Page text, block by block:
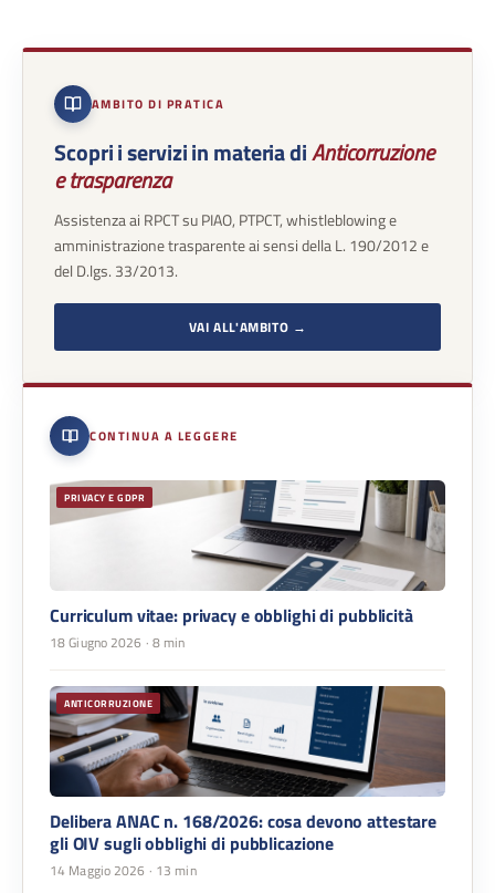
AMBITO DI PRATICA
Scopri i servizi in materia diAnticorruzione
e trasparenza
Assistenza ai RPCT su PIAO, PTPCT, whistleblowing e
amministrazione trasparente ai sensi della L. 190/2012 e
del D.lgs. 33/2013.
VAI ALL'AMBITO →
CONTINUA A LEGGERE
PRIVACY E GDPR
Curriculum vitae: privacy e obblighi di pubblicità
18 Giugno 2026 · 8 min
ANTICORRUZIONE
Delibera ANAC n. 168/2026: cosa devono attestare
gli OIV sugli obblighi di pubblicazione
14 Maggio 2026 · 13 min